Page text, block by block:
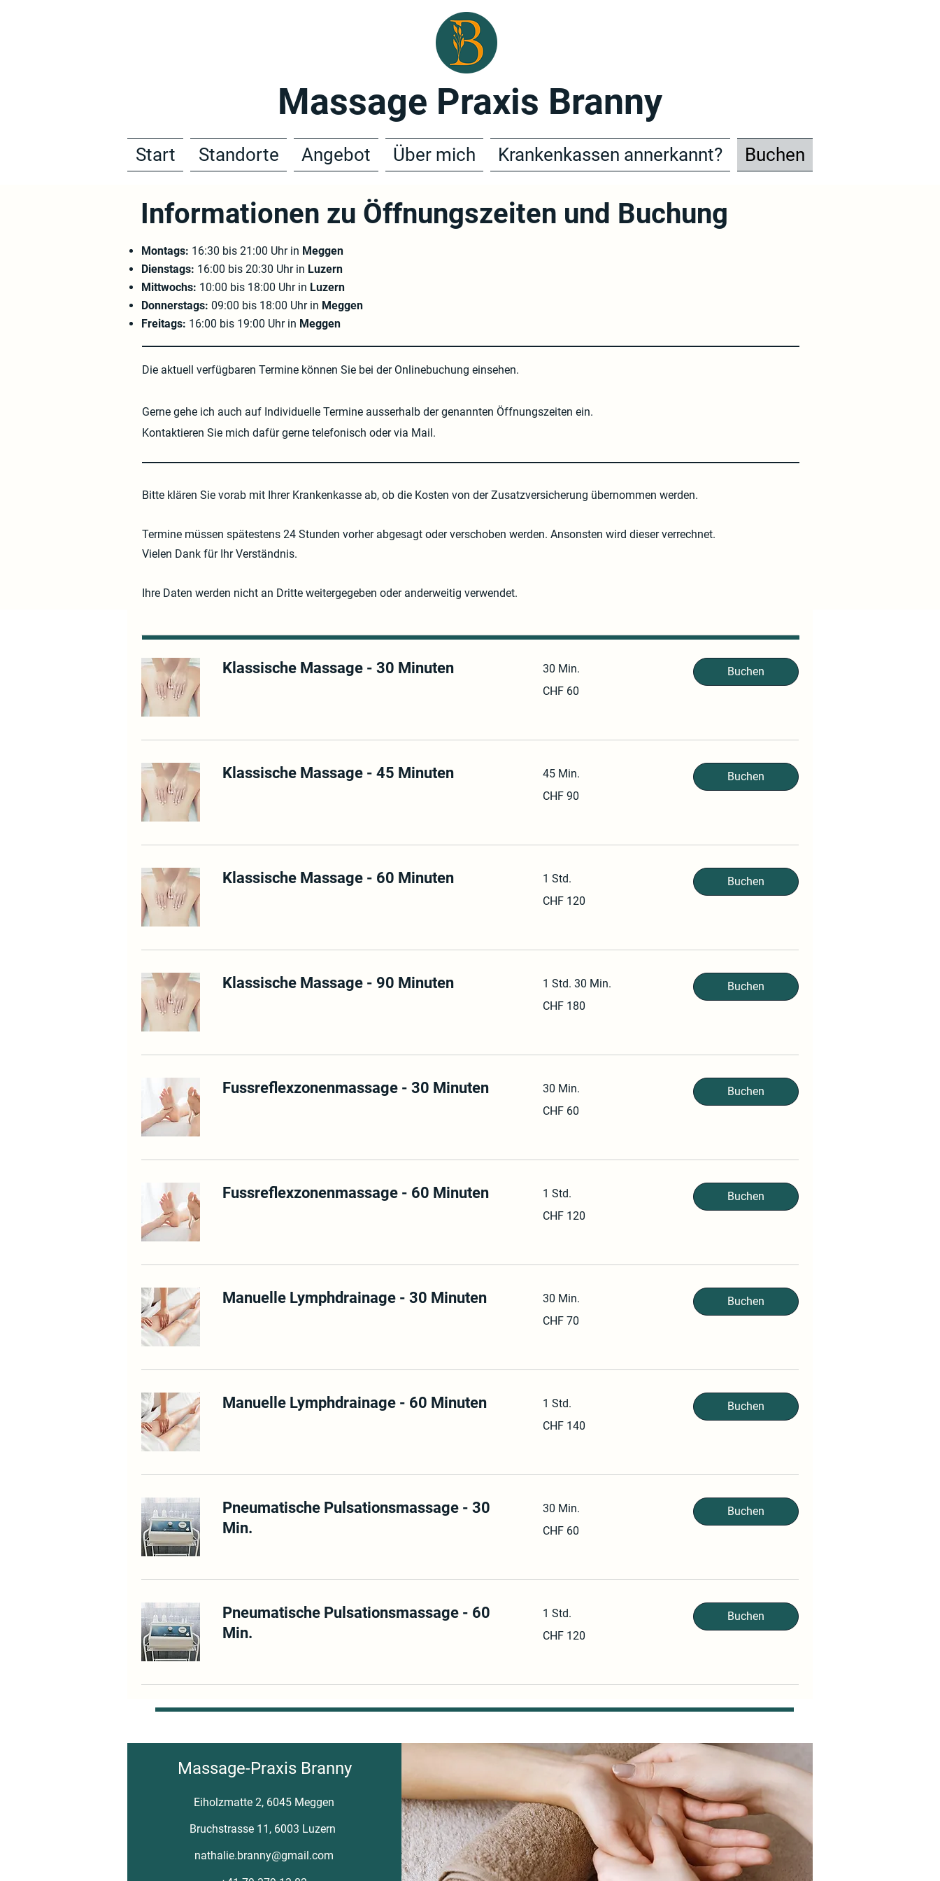
Massage Praxis Branny
Start Standorte Angebot Über mich Krankenkassen annerkannt? Buchen
Informationen zu Öffnungszeiten und Buchung
Montags: 16:30 bis 21:00 Uhr in Meggen
Dienstags: 16:00 bis 20:30 Uhr in Luzern
Mittwochs: 10:00 bis 18:00 Uhr in Luzern
Donnerstags: 09:00 bis 18:00 Uhr in Meggen
Freitags: 16:00 bis 19:00 Uhr in Meggen
Die aktuell verfügbaren Termine können Sie bei der Onlinebuchung einsehen.
Gerne gehe ich auch auf Individuelle Termine ausserhalb der genannten Öffnungszeiten ein.
Kontaktieren Sie mich dafür gerne telefonisch oder via Mail.
Bitte klären Sie vorab mit Ihrer Krankenkasse ab, ob die Kosten von der Zusatzversicherung übernommen werden.
Termine müssen spätestens 24 Stunden vorher abgesagt oder verschoben werden. Ansonsten wird dieser verrechnet.
Vielen Dank für Ihr Verständnis.
Ihre Daten werden nicht an Dritte weitergegeben oder anderweitig verwendet.
Klassische Massage - 30 Minuten 30 Min.
Schweizer
CHF 60
Buchen
Klassische Massage - 45 Minuten 45 Min.
Schweizer
CHF 90
Buchen
Klassische Massage - 60 Minuten 1 Std.
Schweizer
CHF 120
Buchen
Klassische Massage - 90 Minuten 1 Std. 30 Min.
Schweizer
CHF 180
Buchen
Fussreflexzonenmassage - 30 Minuten 30 Min.
Schweizer
CHF 60
Buchen
Fussreflexzonenmassage - 60 Minuten 1 Std.
Schweizer
CHF 120
Buchen
Manuelle Lymphdrainage - 30 Minuten 30 Min.
Schweizer
CHF 70
Buchen
Manuelle Lymphdrainage - 60 Minuten 1 Std.
Schweizer
CHF 140
Buchen
Pneumatische Pulsationsmassage - 30
Min.
30 Min.
Schweizer
CHF 60
Buchen
Pneumatische Pulsationsmassage - 60
Min.
1 Std.
Schweizer
CHF 120
Buchen
Massage-Praxis Branny
Eiholzmatte 2, 6045 Meggen
Bruchstrasse 11, 6003 Luzern
nathalie.branny@gmail.com